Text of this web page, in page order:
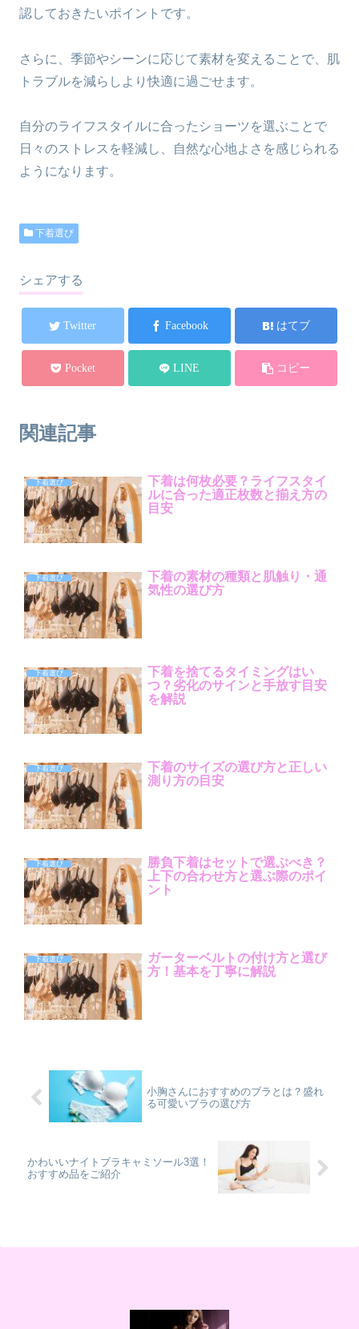
認しておきたいポイントです。
さらに、季節やシーンに応じて素材を変えることで、肌
トラブルを減らしより快適に過ごせます。
自分のライフスタイルに合ったショーツを選ぶことで
日々のストレスを軽減し、自然な心地よさを感じられる
ようになります。
下着選び
シェアする
Twitter Facebook はてブ
Pocket LINE コピー
関連記事
下着選び
下着は何枚必要？ライフスタイ
ルに合った適正枚数と揃え方の
目安
下着選び
下着の素材の種類と肌触り・通
気性の選び方
下着選び
下着を捨てるタイミングはい
つ？劣化のサインと手放す目安
を解説
下着選び
下着のサイズの選び方と正しい
測り方の目安
下着選び
勝負下着はセットで選ぶべき？
上下の合わせ方と選ぶ際のポイ
ント
下着選び
ガーターベルトの付け方と選び
方！基本を丁寧に解説
小胸さんにおすすめのブラとは？盛れ
る可愛いブラの選び方
かわいいナイトブラキャミソール3選！
おすすめ品をご紹介